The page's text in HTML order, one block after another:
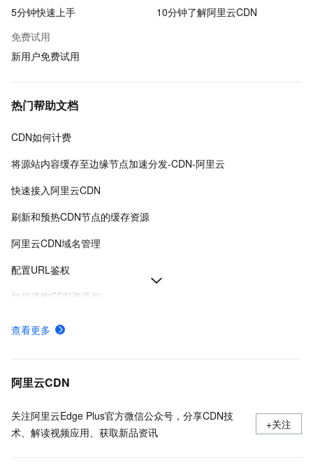
5分钟快速上手
10分钟了解阿里云CDN
免费试用
新用户免费试用
热门帮助文档
CDN如何计费
将源站内容缓存至边缘节点加速分发-CDN-阿里云
快速接入阿里云CDN
刷新和预热CDN节点的缓存资源
阿里云CDN域名管理
配置URL鉴权
如何选购CDN资源包
阿里云CDN使用流程概览
了解CDN默认缓存时间并配置缓存过期时间
查看更多
阿里云CDN
关注阿里云Edge Plus官方微信公众号，分享CDN技
术、解读视频应用、获取新品资讯
+关注